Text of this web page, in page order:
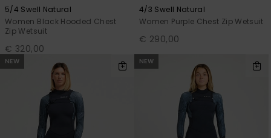
5/4 Swell Natural
Women Black Hooded Chest
Zip Wetsuit
€ 320,00
4/3 Swell Natural
Women Purple Chest Zip Wetsuit
€ 290,00
NEW NEW